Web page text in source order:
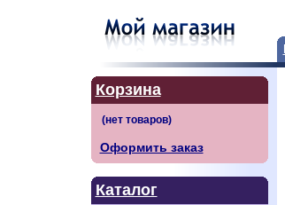
Корзина
Оформить заказ
Каталог